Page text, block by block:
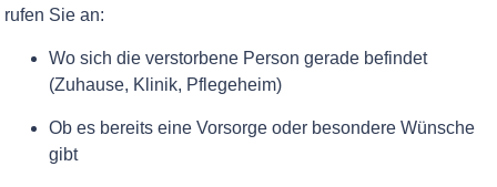
rufen Sie an:
Wo sich die verstorbene Person gerade befindet
(Zuhause, Klinik, Pflegeheim)
Ob es bereits eine Vorsorge oder besondere Wünsche
gibt